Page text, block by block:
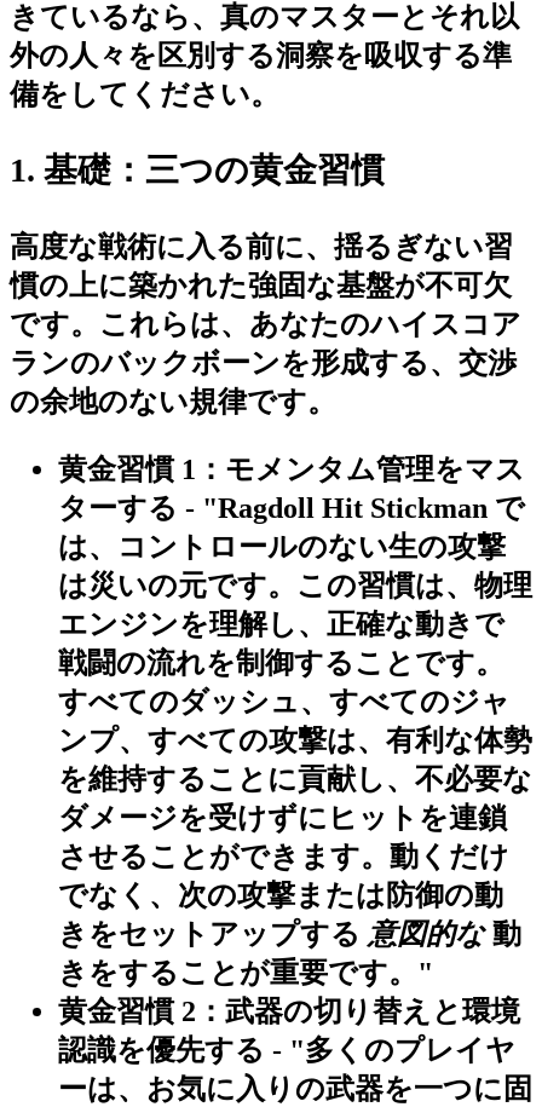
きているなら、真のマスターとそれ以
外の人々を区別する洞察を吸収する準
備をしてください。
1. 基礎：三つの黄金習慣
高度な戦術に入る前に、揺るぎない習
慣の上に築かれた強固な基盤が不可欠
です。これらは、あなたのハイスコア
ランのバックボーンを形成する、交渉
の余地のない規律です。
黄金習慣 1：モメンタム管理をマス
ターする - "Ragdoll Hit Stickman で
は、コントロールのない生の攻撃
は災いの元です。この習慣は、物理
エンジンを理解し、正確な動きで
戦闘の流れを制御することです。
すべてのダッシュ、すべてのジャ
ンプ、すべての攻撃は、有利な体勢
を維持することに貢献し、不必要な
ダメージを受けずにヒットを連鎖
させることができます。動くだけ
でなく、次の攻撃または防御の動
きをセットアップする 意図的な動
きをすることが重要です。"
黄金習慣 2：武器の切り替えと環境
認識を優先する - "多くのプレイヤ
ーは、お気に入りの武器を一つに固